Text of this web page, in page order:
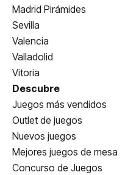
Madrid Pirámides
Sevilla
Valencia
Valladolid
Vitoria
Descubre
Juegos más vendidos
Outlet de juegos
Nuevos juegos
Mejores juegos de mesa
Concurso de Juegos